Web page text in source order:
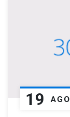
19 AGO